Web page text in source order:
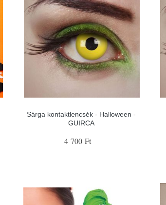
Sárga kontaktlencsék - Halloween -
GUIRCA
4 700 Ft